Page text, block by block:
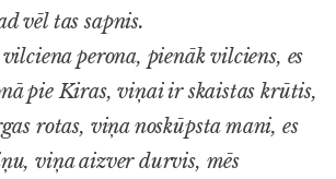
vēl tas sapnis.
perona, pienāk vilciens, es
pie Kiras, viņai ir skaistas krūtis,
rotas, viņa noskūpsta mani, es
viņa aizver durvis, mēs